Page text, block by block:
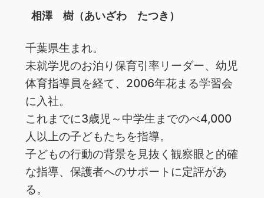
相澤 樹（あいざわ たつき）
千葉県生まれ。
未就学児のお泊り保育引率リーダー、幼児
体育指導員を経て、2006年花まる学習会
に入社。
これまでに3歳児～中学生までのべ4,000
人以上の子どもたちを指導。
子どもの行動の背景を見抜く観察眼と的確
な指導、保護者へのサポートに定評があ
る。